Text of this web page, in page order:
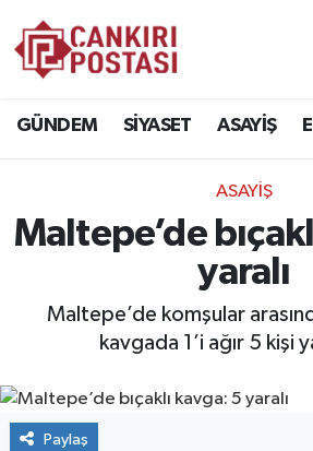
GÜNDEM SİYASET ASAYİŞ
ASAYİŞ
Maltepe’de
yaralı
Maltepe’de komşular
kavgada 1’i ağır 5 kişi
Paylaş
EKONOMİ
SAĞLIK
Trafik Durumu
Süper Lig Puan Durumu ve